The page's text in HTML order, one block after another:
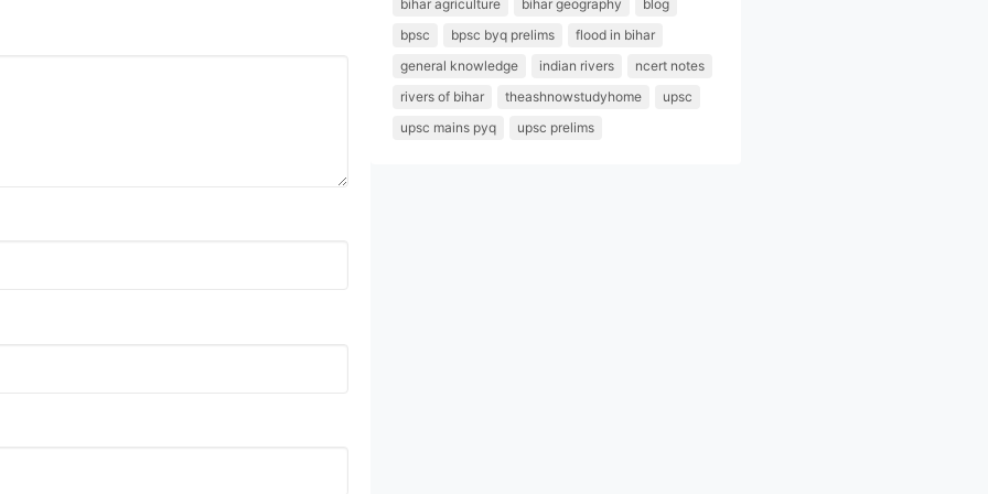
bihar agriculture bihar geography
blog
bpsc
bpsc byq prelims
flood in bihar
general knowledge
indian rivers
ncert notes
rivers of bihar
theashnowstudyhome
upsc
upsc mains pyq
upsc prelims